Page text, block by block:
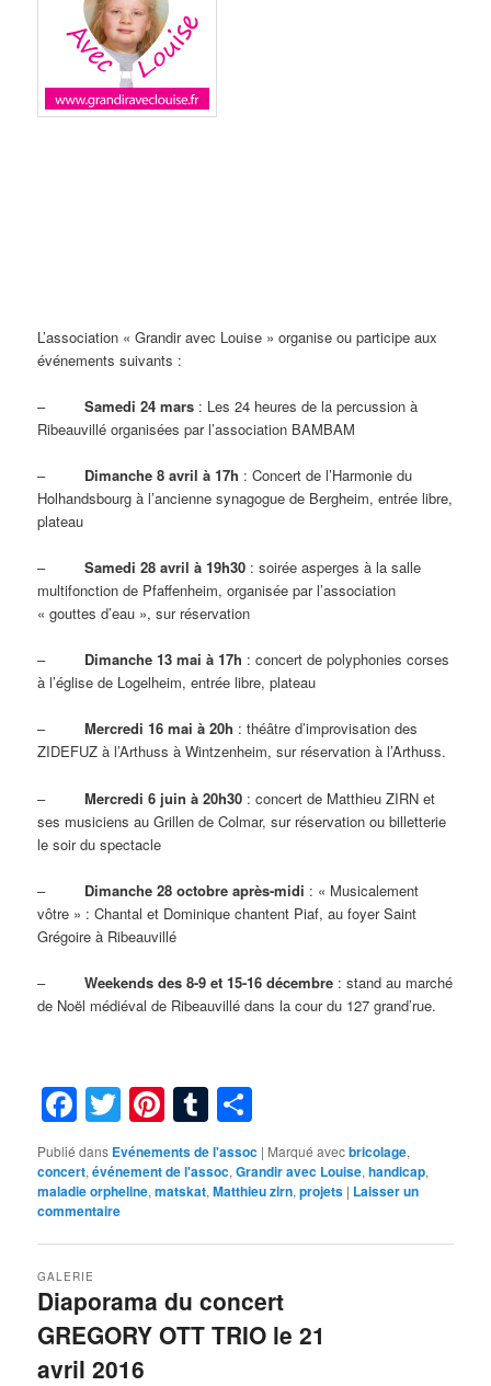
L’association « Grandir avec Louise » organise ou participe aux
événements suivants :
–Samedi 24 mars : Les 24 heures de la percussion à
Ribeauvillé organisées par l’association BAMBAM
– Dimanche 8 avril à 17h : Concert de l’Harmonie du
Holhandsbourg à l’ancienne synagogue de Bergheim, entrée libre,
plateau
–Samedi 28 avril à 19h30 : soirée asperges à la salle
multifonction de Pfaffenheim, organisée par l’association
« gouttes d’eau », sur réservation
– Dimanche 13 mai à 17h : concert de polyphonies corses
à l’église de Logelheim, entrée libre, plateau
–Mercredi 16 mai à 20h : théâtre d’improvisation des
ZIDEFUZ à l’Arthuss à Wintzenheim, sur réservation à l’Arthuss.
–Mercredi 6 juin à 20h30 : concert de Matthieu ZIRN et
ses musiciens au Grillen de Colmar, sur réservation ou billetterie
le soir du spectacle
– Dimanche 28 octobre après-midi : « Musicalement
vôtre » : Chantal et Dominique chantent Piaf, au foyer Saint
Grégoire à Ribeauvillé
–Weekends des 8-9 et 15-16 décembre : stand au marché
de Noël médiéval de Ribeauvillé dans la cour du 127 grand’rue.
Facebook
Twitter
Pinterest
Tumblr
Publié dans Evénements de l'assoc | Marqué avecbricolage,
concert,événement de l'assoc,Grandir avec Louise,handicap,
maladie orpheline,matskat,Matthieu zirn,projets | Laisser un
commentaire
Diaporama du concert
GREGORY OTT TRIO le 21
avril 2016
GALERIE